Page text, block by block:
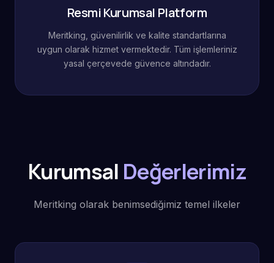
Resmi Kurumsal Platform
Meritking, güvenilirlik ve kalite standartlarına
uygun olarak hizmet vermektedir. Tüm işlemleriniz
yasal çerçevede güvence altındadır.
Kurumsal Değerlerimiz
Meritking olarak benimsediğimiz temel ilkeler